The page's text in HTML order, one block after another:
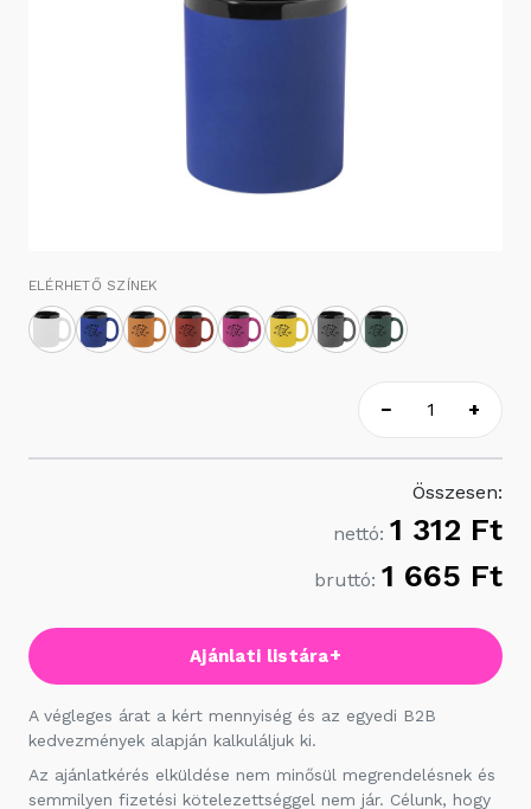
ELÉRHETŐ SZÍNEK
− +
Összesen:
nettó: 1 312 Ft
bruttó: 1 665 Ft
Ajánlati listára+
A végleges árat a kért mennyiség és az egyedi B2B
kedvezmények alapján kalkuláljuk ki.
Az ajánlatkérés elküldése nem minősül megrendelésnek és
semmilyen fizetési kötelezettséggel nem jár. Célunk, hogy